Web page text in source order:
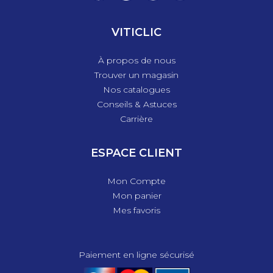
VITICLIC
À propos de nous
Trouver un magasin
Nos catalogues
Conseils & Astuces
Carrière
ESPACE CLIENT
Mon Compte
Mon panier
Mes favoris
Paiement en ligne sécurisé